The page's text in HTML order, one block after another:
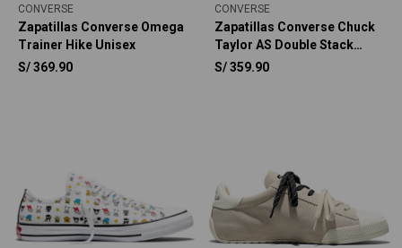
CONVERSE
Zapatillas Converse Omega
Trainer Hike Unisex
S/369.90
CONVERSE
Zapatillas Converse Chuck
Taylor AS Double Stack
Platform Animal Graphic
S/359.90